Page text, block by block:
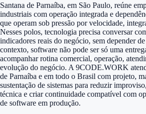
Santana de Parnaíba, em São Paulo, reúne
industriais com operação integrada e
que operam sob pressão por velocidade,
Nesses polos, tecnologia precisa conversar
indicadores reais do negócio, sem depender
contexto, software não pode ser só uma
acompanhar rotina comercial, operação,
evolução do negócio. A 9CODE.WORK
de Parnaíba e em todo o Brasil com projeto,
sustentação de sistemas para reduzir
técnica e criar continuidade compatível com
de software em produção.